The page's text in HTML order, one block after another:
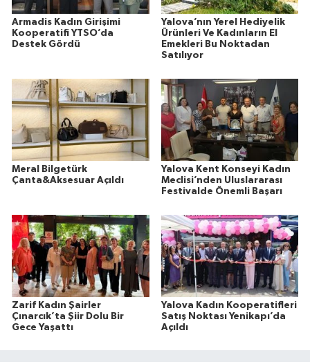
Armadis Kadın Girişimi
Kooperatifi YTSO’da
Destek Gördü
Yalova’nın Yerel Hediyelik
Ürünleri Ve Kadınların El
Emekleri Bu Noktadan
Satılıyor
Meral Bilgetürk
Çanta&Aksesuar Açıldı
Yalova Kent Konseyi Kadın
Meclisi’nden Uluslararası
Festivalde Önemli Başarı
Zarif Kadın Şairler
Çınarcık’ta Şiir Dolu Bir
Gece Yaşattı
Yalova Kadın Kooperatifleri
Satış Noktası Yenikapı’da
Açıldı